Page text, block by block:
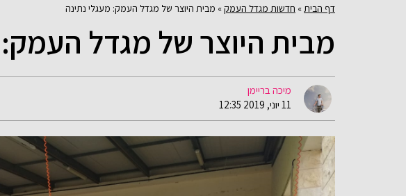
דף הבית » חדשות מגדל העמק» מבית היוצר של מגדל העמק: מעגלי נתינה
מבית היוצר של מגדל העמק:
מיכה בריימן
11 יוני, 2019 12:35